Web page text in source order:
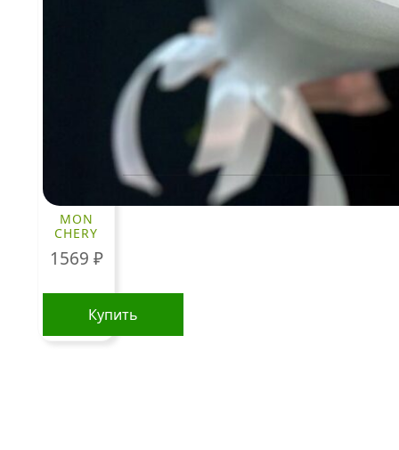
MON
CHERY
1569 ₽
Купить
Пользовательское соглашение
Рекомендации по уходу за цветами
Контакты
ЧАСТО ИЩУТ
Розы
Композиции